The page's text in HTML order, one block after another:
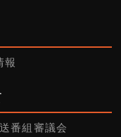
報
番組審議会